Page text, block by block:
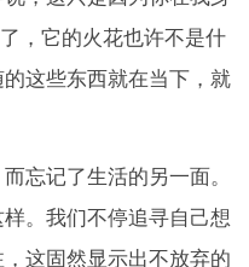
，它的火花也许不是什
这些东西就在当下，就
忘记了生活的另一面。
。我们不停追寻自己想
这固然显示出不放弃的